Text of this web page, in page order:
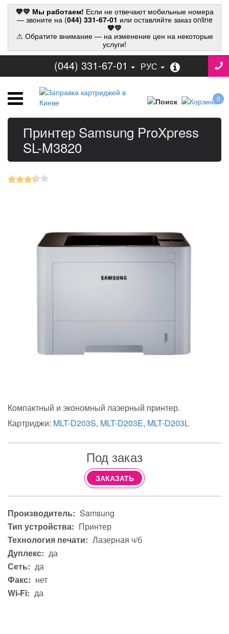
💙💛 Мы работаем! Если не отвечают мобильные номера
— звоните на (044) 331-67-01 или оставляйте заказ online
💙💛
⚠ Обратите внимание — на изменение цен на некоторые
услуги!
(044) 331-67-01 РУС
0
Принтер Samsung ProXpress
SL-M3820
Компактный и экономный лазерный принтер.
Картриджи: MLT-D203S, MLT-D203E, MLT-D203L
Под заказ
ЗАКАЗАТЬ
Производитель: Samsung
Тип устройства: Принтер
Технология печати: Лазерная ч/б
Дуплекс: да
Сеть: да
Факс: нет
Wi-Fi: да